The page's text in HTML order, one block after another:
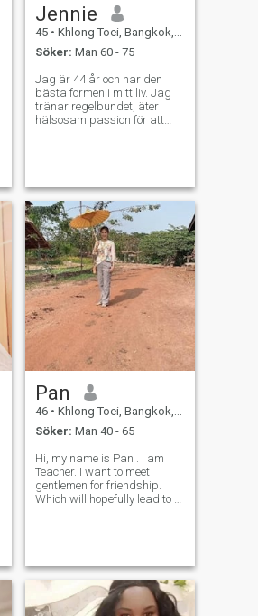
Jennie
45 • Khlong Toei, Bangkok, Thailand
Söker: Man 60 - 75
Jag är 44 år och har den
bästa formen i mitt liv. Jag
tränar regelbundet, äter
hälsosam passion för att
till naturen och är upp för att
utforska nya stigar med. om
du är intresserad av ett
meddelande kan du
använda tjänsten.
Pan
46 • Khlong Toei, Bangkok, Thailand
Söker: Man 40 - 65
Hi, my name is Pan . I am
Teacher. I want to meet
gentlemen for friendship.
Which will hopefully lead to a
to know me and developing a